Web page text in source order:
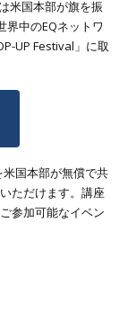
米国本部が旗を振
界中のEQネットワ
UP Festival」に取
国本部が無償で共
ただけます。講座
参加可能なイベン